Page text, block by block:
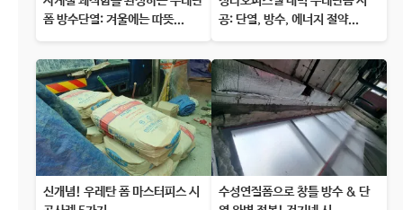
폼 방수단열: 겨울에는 따뜻...
공: 단열, 방수, 에너지 절약...
신개념! 우레탄 폼 마스터피스 시
수성연질폼으로 창틀 방수 & 단